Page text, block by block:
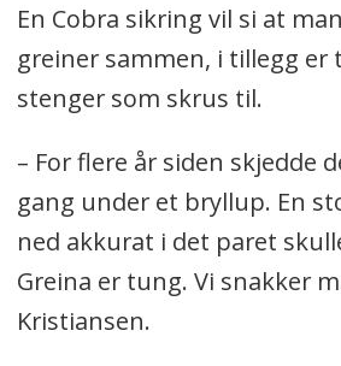
En Cobra sikring vil si at
greiner sammen, i tillegg er
stenger som skrus til.
– For flere år siden skjedde
gang under et bryllup. En
ned akkurat i det paret
Greina er tung. Vi snakker
Kristiansen.